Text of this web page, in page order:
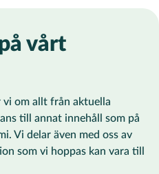
vårt
vi om allt från aktuella
till annat innehåll som på
Vi delar även med oss av
som vi hoppas kan vara till